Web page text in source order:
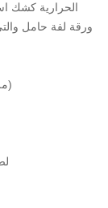
الحرارية كشك
1. عالية الدقة(203 ديسيبل متوحد الخواص: 8dots/ملم)